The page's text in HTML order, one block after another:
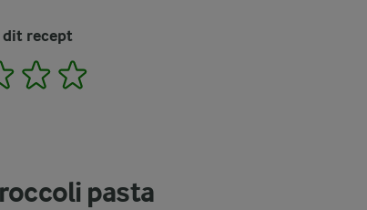
dit recept
3 4
pasta